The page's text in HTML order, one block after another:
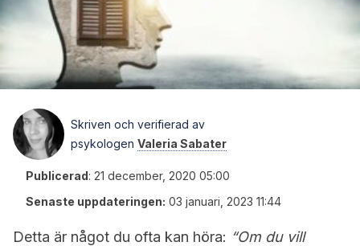
Skriven och verifierad av
psykologen Valeria Sabater
Publicerad: 21 december, 2020 05:00
Senaste uppdateringen: 03 januari, 2023 11:44
Detta är något du ofta kan höra: “Om du vill